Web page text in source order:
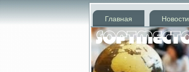
Главная Новости